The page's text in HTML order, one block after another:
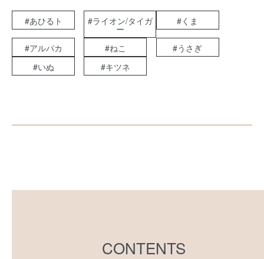
#あひるト #ライオン/タイガ
ー
#くま
#アルパカ #ねこ
#うさぎ
#いぬ
#キツネ
CONTENTS